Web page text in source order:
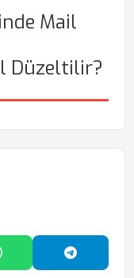
Mail
Düzeltilir?
Paylaş